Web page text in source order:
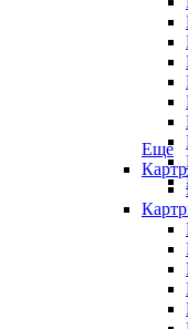
Еще